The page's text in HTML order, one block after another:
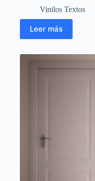
Vinilos Textos
Leer más